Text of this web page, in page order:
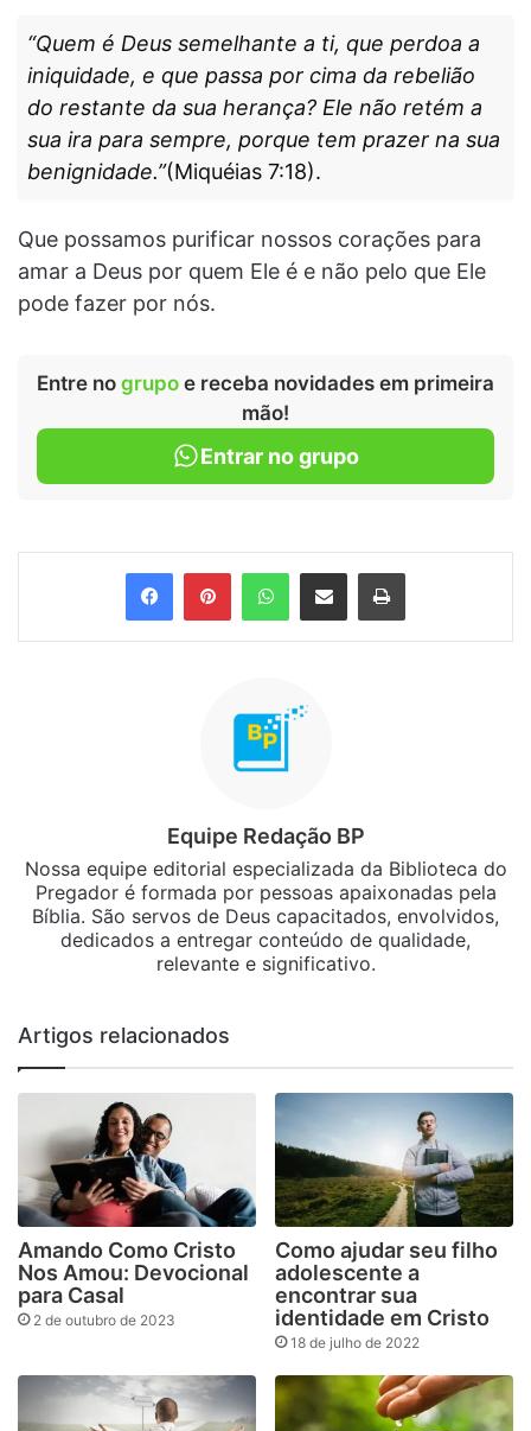
“Quem é Deus semelhante a ti, que perdoa a
iniquidade, e que passa por cima da rebelião
do restante da sua herança? Ele não retém a
sua ira para sempre, porque tem prazer na sua
benignidade.”(Miquéias 7:18).
Que possamos purificar nossos corações para
amar a Deus por quem Ele é e não pelo que Ele
pode fazer por nós.
Entre no grupo e receba novidades em primeira
mão!
Entrar no grupo
FacebookPinterestWhatsApp
Compartilhar via e-mail Imprimir
Equipe Redação BP
Nossa equipe editorial especializada da Biblioteca do
Pregador é formada por pessoas apaixonadas pela
Bíblia. São servos de Deus capacitados, envolvidos,
dedicados a entregar conteúdo de qualidade,
relevante e significativo.
Artigos relacionados
Amando Como Cristo
Nos Amou: Devocional
para Casal
2 de outubro de 2023
Como ajudar seu filho
adolescente a
encontrar sua
identidade em Cristo
18 de julho de 2022